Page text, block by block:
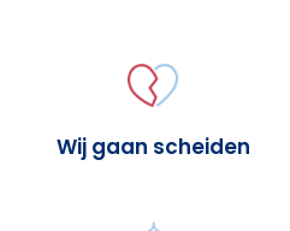
Wij gaan scheiden